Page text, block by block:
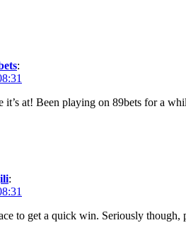
:
it’s at! Been playing on 89bets for a
:
to get a quick win. Seriously